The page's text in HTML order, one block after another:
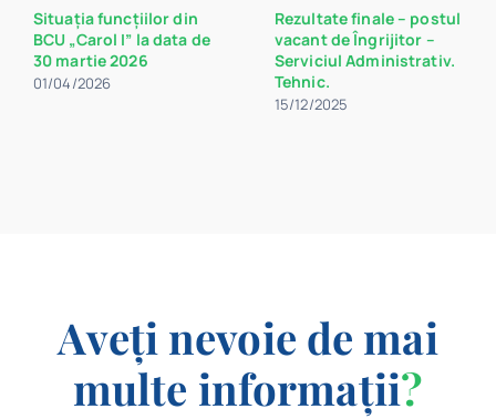
Situația funcțiilor din
BCU „Carol I” la data de
30 martie 2026
01/04/2026
Rezultate finale – postul
vacant de Îngrijitor –
Serviciul Administrativ.
Tehnic.
15/12/2025
Aveți nevoie de mai
multe informații?